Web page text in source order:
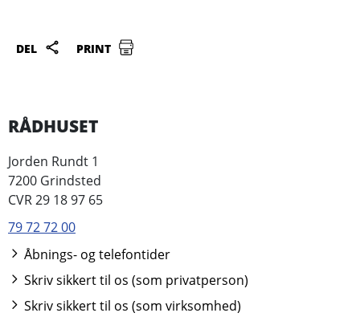
DEL PRINT
RÅDHUSET
Jorden Rundt 1
7200 Grindsted
CVR 29 18 97 65
79 72 72 00
Åbnings- og telefontider
Skriv sikkert til os (som privatperson)
Skriv sikkert til os (som virksomhed)